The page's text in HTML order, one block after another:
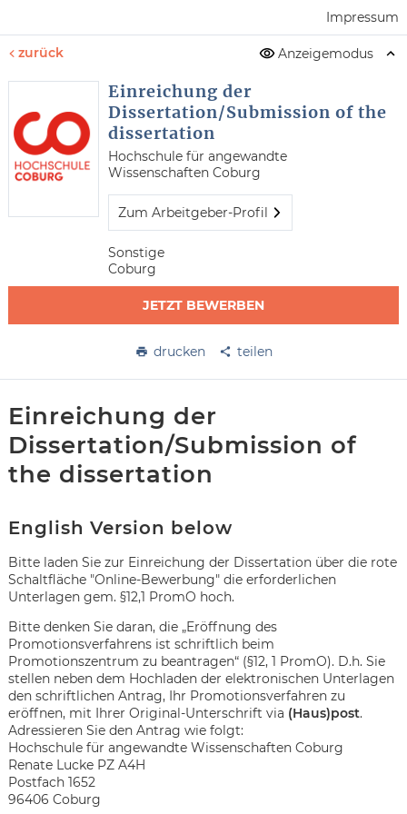
Impressum
zurück Anzeigemodus
Einreichung der
Dissertation/Submission of the
dissertation
Hochschule für angewandte
Wissenschaften Coburg
Zum Arbeitgeber-Profil
Sonstige
Coburg
JETZT BEWERBEN
drucken teilen
Einreichung der
Dissertation/Submission of
the dissertation
English Version below
Bitte laden Sie zur Einreichung der Dissertation über die rote
Schaltfläche "Online-Bewerbung" die erforderlichen
Unterlagen gem. §12,1 PromO hoch.
Bitte denken Sie daran, die „Eröffnung des
Promotionsverfahrens ist schriftlich beim
Promotionszentrum zu beantragen“ (§12, 1 PromO). D.h. Sie
stellen neben dem Hochladen der elektronischen Unterlagen
den schriftlichen Antrag, Ihr Promotionsverfahren zu
eröffnen, mit Ihrer Original-Unterschrift via (Haus)post.
Adressieren Sie den Antrag wie folgt:
Hochschule für angewandte Wissenschaften Coburg
Renate Lucke PZ A4H
Postfach 1652
96406 Coburg